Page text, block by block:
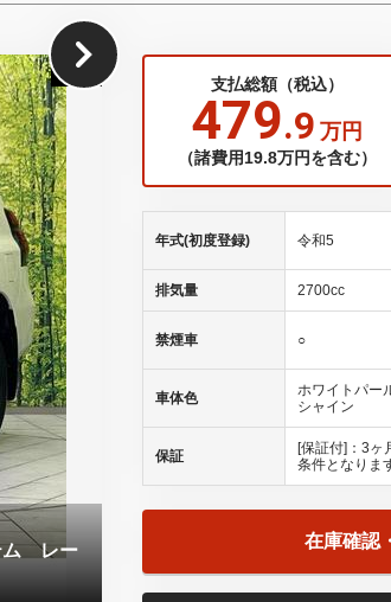
ム レー
グループ総在庫数約３０，０
るので、あなたにピッタリの
85
支払総額（税込）
479.9 万円
（諸費用19.8万円を含む）
年式(初度登録) 令和5
排気量 2700cc
禁煙車 ○
車体色
ホワイトパー
シャイン
保証
[保証付]：3
条件となりま
在庫確認